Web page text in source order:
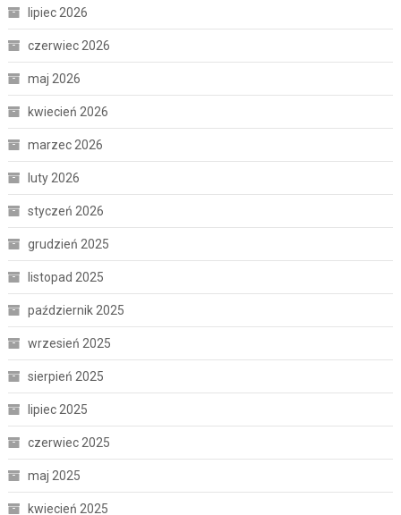
lipiec 2026
czerwiec 2026
maj 2026
kwiecień 2026
marzec 2026
luty 2026
styczeń 2026
grudzień 2025
listopad 2025
październik 2025
wrzesień 2025
sierpień 2025
lipiec 2025
czerwiec 2025
maj 2025
kwiecień 2025